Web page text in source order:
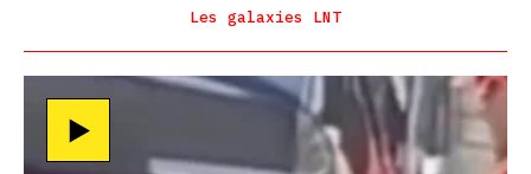
Les galaxies LNT